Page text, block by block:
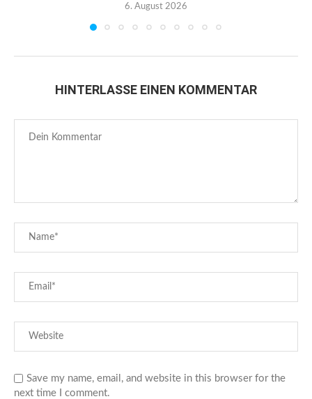
6. August 2026
HINTERLASSE EINEN KOMMENTAR
Save my name, email, and website in this browser for the
next time I comment.